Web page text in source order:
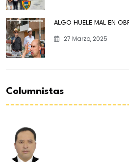
ALGO HUELE MAL EN
27 Marzo, 2025
Columnistas